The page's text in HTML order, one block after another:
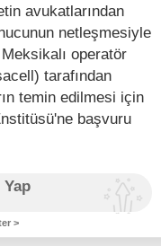
avukatlarından
netleşmesiyle
operatör
tarafından
temin edilmesi için
başvuru
>